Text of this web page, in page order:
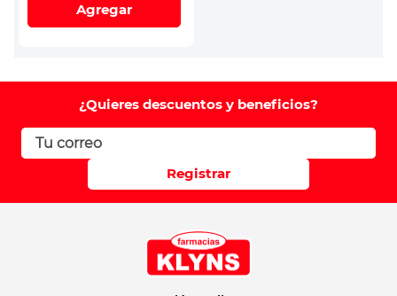
Agregar
¿Quieres descuentos y beneficios?
Registrar